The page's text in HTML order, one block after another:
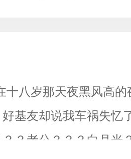
十八岁那天夜黑风高
基友却说我车祸失忆
？老公？？？白月